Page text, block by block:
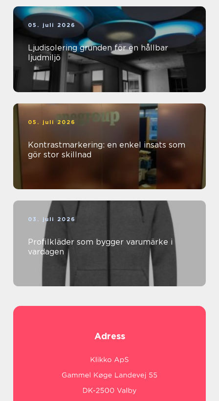
05. juli 2026
Ljudisolering grunden för en hållbar
ljudmiljö
05. juli 2026
Kontrastmarkering: en enkel insats som
gör stor skillnad
03. juli 2026
Profilkläder som bygger varumärke i
vardagen
Adress